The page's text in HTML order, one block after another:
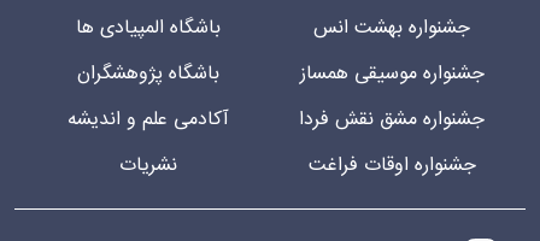
جشنواره بهشت انس
جشنواره موسیقی همساز
جشنواره مشق نقش فردا
جشنواره اوقات فراغت
باشگاه المپیادی ها
باشگاه پژوهشگران
آکادمی علم و اندیشه
نشریات